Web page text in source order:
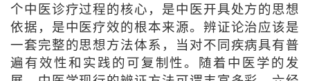
个中医诊疗过程的核心，是中医开具处方的思想
依据，是中医疗效的根本来源。辨证论治应该是
一套完整的思想方法体系，当对不同疾病具有普
遍有效性和实践的可复制性。随着中医学的发